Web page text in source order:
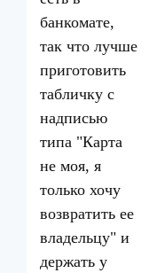
банкомате,
так что лучше
приготовить
табличку с
надписью
типа "Карта
не моя, я
только хочу
возвратить ее
владельцу" и
держать у